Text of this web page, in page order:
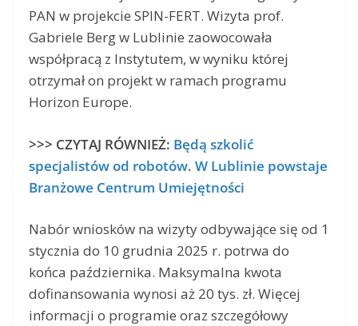
PAN w projekcie SPIN-FERT. Wizyta prof.
Gabriele Berg w Lublinie zaowocowała
współpracą z Instytutem, w wyniku której
otrzymał on projekt w ramach programu
Horizon Europe.
>>> CZYTAJ RÓWNIEŻ: Będą szkolić
specjalistów od robotów. W Lublinie powstaje
Branżowe Centrum Umiejętności
Nabór wniosków na wizyty odbywające się od 1
stycznia do 10 grudnia 2025 r. potrwa do
końca października. Maksymalna kwota
dofinansowania wynosi aż 20 tys. zł. Więcej
informacji o programie oraz szczegółowy